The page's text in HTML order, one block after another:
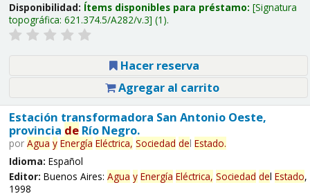
Disponibilidad: Ítems disponibles para préstamo: Signatura
topográfica: 621.374.5/A282/v.3 (1).
Hacer reserva
Agregar al carrito
Estación transformadora San Antonio Oeste,
provincia deRío Negro.
por Agua y Energía Eléctrica, Sociedad del Estado.
Idioma: Español
Editor: Buenos Aires: Agua y Energía Eléctrica, Sociedad del Estado,
1998